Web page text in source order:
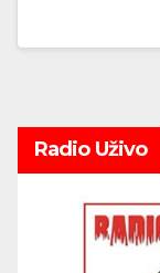
Radio Uživo